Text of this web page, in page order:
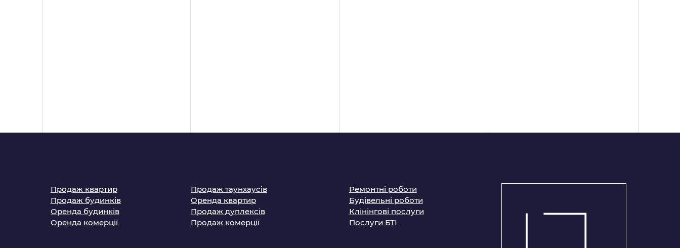
Продаж квартир
Продаж таунхаусів
Продаж будинків
Оренда квартир
Оренда будинків
Продаж дуплексів
Оренда комерції
Продаж комерції
Ремонтні роботи
Будівельні роботи
Клінінгові послуги
Послуги БТІ